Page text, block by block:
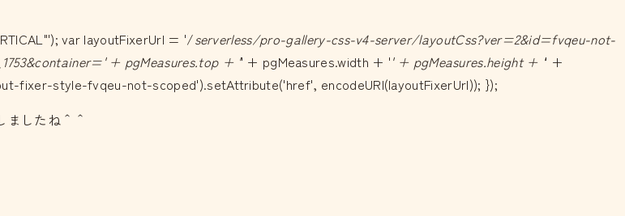
var layoutFixerUrl = '/serverless/pro-gallery-css-v4-server/layoutCss?ver=2&id=fvqeu-not-
+ pgMeasures.top + '' + pgMeasures.width + '' + pgMeasures.height + '' +
fixer-style-fvqeu-not-scoped').setAttribute('href', encodeURI(layoutFixerUrl)); });
したね＾＾